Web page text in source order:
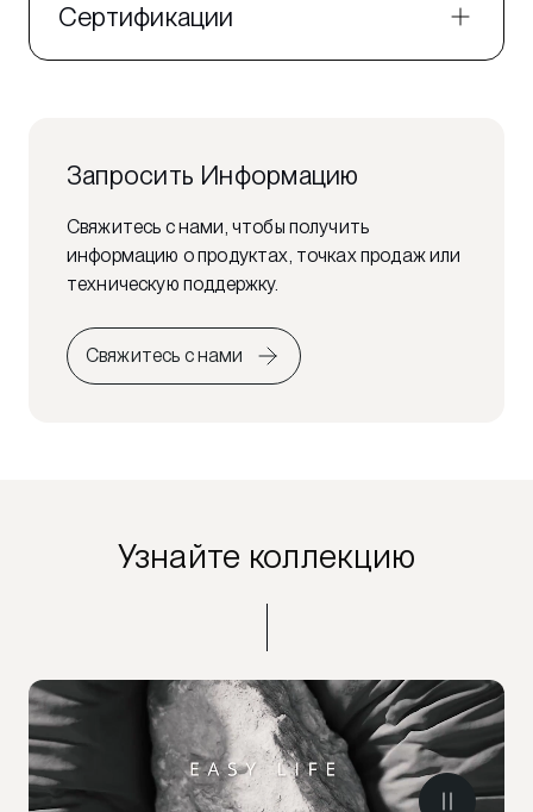
Сертификации
Запросить Информацию
Свяжитесь с нами, чтобы получить
информацию о продуктах, точках продаж или
техническую поддержку.
Свяжитесь с нами
Узнайте коллекцию